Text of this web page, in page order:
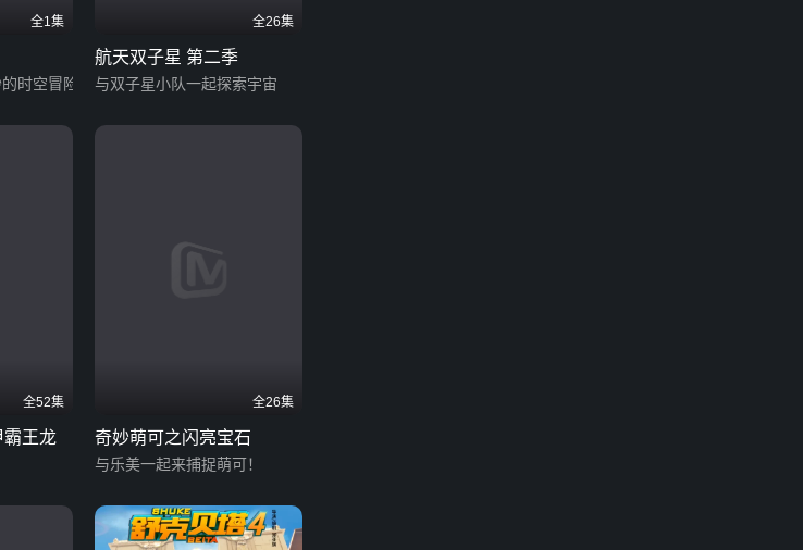
全1集
时空冒险
全26集
航天双子星 第二季
与双子星小队一起探索宇宙
全52集
霸王龙
全26集
奇妙萌可之闪亮宝石
与乐美一起来捕捉萌可！